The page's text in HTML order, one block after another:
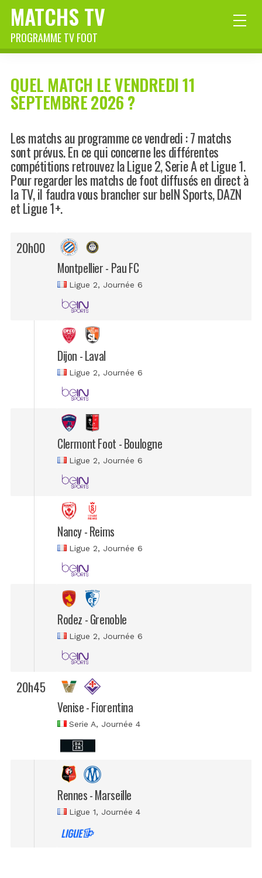
MATCHS TV
PROGRAMME TV FOOT
QUEL MATCH LE VENDREDI 11
SEPTEMBRE 2026 ?
Les matchs au programme ce vendredi : 7 matchs
sont prévus. En ce qui concerne les différentes
compétitions retrouvez la Ligue 2, Serie A et Ligue 1.
Pour regarder les matchs de foot diffusés en direct à
la TV, il faudra vous brancher sur beIN Sports, DAZN
et Ligue 1+.
20h00
Montpellier - Pau FC
Ligue 2, Journée 6
Dijon - Laval
Ligue 2, Journée 6
Clermont Foot - Boulogne
Ligue 2, Journée 6
Nancy - Reims
Ligue 2, Journée 6
Rodez - Grenoble
Ligue 2, Journée 6
20h45
Venise - Fiorentina
Serie A, Journée 4
Rennes - Marseille
Ligue 1, Journée 4